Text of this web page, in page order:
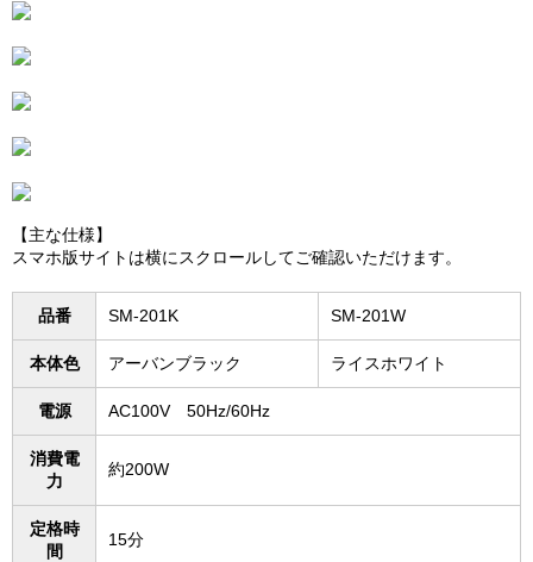
【主な仕様】
スマホ版サイトは横にスクロールしてご確認いただけます。
品番 SM-201K SM-201W
本体色 アーバンブラック ライスホワイト
電源 AC100V 50Hz/60Hz
消費電
力
約200W
定格時
間
15分